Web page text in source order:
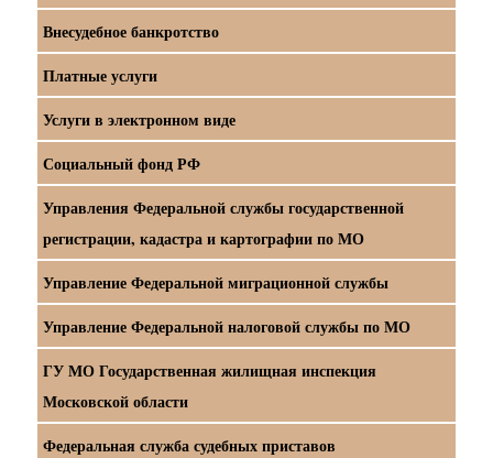
Внесудебное банкротство
Платные услуги
Услуги в электронном виде
Социальный фонд РФ
Управления Федеральной службы государственной
регистрации, кадастра и картографии по МО
Управление Федеральной миграционной службы
Управление Федеральной налоговой службы по МО
ГУ МО Государственная жилищная инспекция
Московской области
Федеральная служба судебных приставов